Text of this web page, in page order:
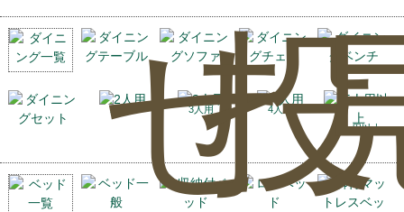
せ投
2人用 3人用
4人用
5人用以上